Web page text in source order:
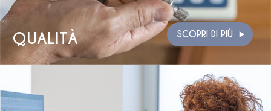
QUALITÀ SCOPRI DI PIÙ